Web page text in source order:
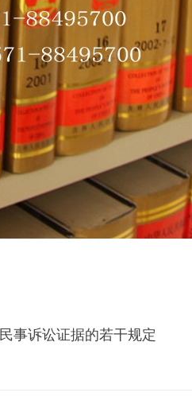
事诉讼证据的若干规定